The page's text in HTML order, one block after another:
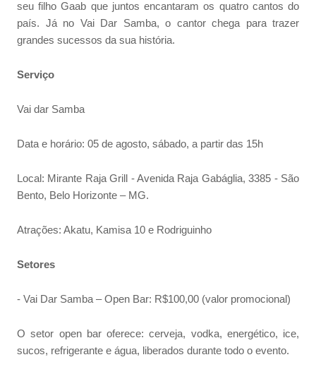
seu filho Gaab que juntos encantaram os quatro cantos do
país. Já no Vai Dar Samba, o cantor chega para trazer
grandes sucessos da sua história.
Serviço
Vai dar Samba
Data e horário: 05 de agosto, sábado, a partir das 15h
Local: Mirante Raja Grill - Avenida Raja Gabáglia, 3385 - São
Bento, Belo Horizonte – MG.
Atrações: Akatu, Kamisa 10 e Rodriguinho
Setores
- Vai Dar Samba – Open Bar: R$100,00 (valor promocional)
O setor open bar oferece: cerveja, vodka, energético, ice,
sucos, refrigerante e água, liberados durante todo o evento.